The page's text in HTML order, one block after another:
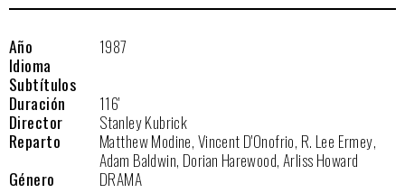
Año
1987
Idioma
Subtítulos
Duración
116'
Director
Stanley Kubrick
Reparto
Matthew Modine, Vincent D'Onofrio, R. Lee Ermey,
Adam Baldwin, Dorian Harewood, Arliss Howard
Género
DRAMA